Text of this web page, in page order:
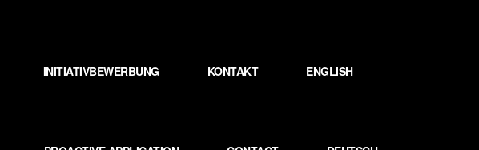
INITIATIVBEWERBUNG KONTAKT ENGLISH